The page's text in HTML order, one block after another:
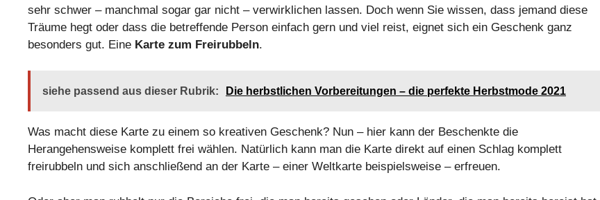
sehr schwer – manchmal sogar gar nicht – verwirklichen lassen. Doch wenn Sie wissen, dass jemand diese
Träume hegt oder dass die betreffende Person einfach gern und viel reist, eignet sich ein Geschenk ganz
besonders gut. Eine Karte zum Freirubbeln.
siehe passend aus dieser Rubrik: Die herbstlichen Vorbereitungen – die perfekte Herbstmode 2021
Was macht diese Karte zu einem so kreativen Geschenk? Nun – hier kann der Beschenkte die
Herangehensweise komplett frei wählen. Natürlich kann man die Karte direkt auf einen Schlag komplett
freirubbeln und sich anschließend an der Karte – einer Weltkarte beispielsweise – erfreuen.